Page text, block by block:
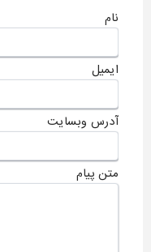
نام
ایمیل
آدرس وبسایت
متن پیام